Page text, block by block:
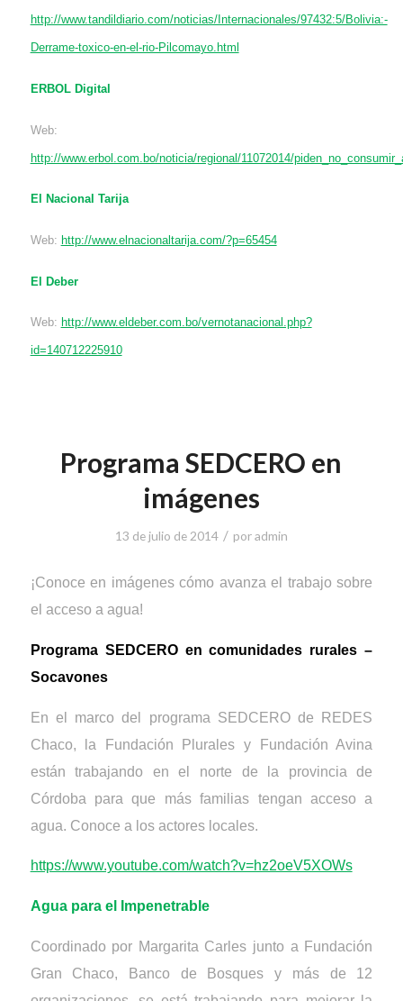
http://www.tandildiario.com/noticias/Internacionales/97432:5/Bolivia:-
Derrame-toxico-en-el-rio-Pilcomayo.html
ERBOL Digital
Web:
http://www.erbol.com.bo/noticia/regional/11072014/
El Nacional Tarija
Web: http://www.elnacionaltarija.com/?p=65454
El Deber
Web: http://www.eldeber.com.bo/vernotanacional.php?
id=140712225910
Programa SEDCERO en
imágenes
13 de julio de 2014 / poradmin
¡Conoce en imágenes cómo avanza el trabajo sobre
el acceso a agua!
Programa SEDCERO en comunidades rurales –
Socavones
En el marco del programa SEDCERO de REDES
Chaco, la Fundación Plurales y Fundación Avina
están trabajando en el norte de la provincia de
Córdoba para que más familias tengan acceso a
agua. Conoce a los actores locales.
https://www.youtube.com/watch?v=hz2oeV5XOWs
Agua para el Impenetrable
Coordinado por Margarita Carles junto a Fundación
Gran Chaco, Banco de Bosques y más de 12